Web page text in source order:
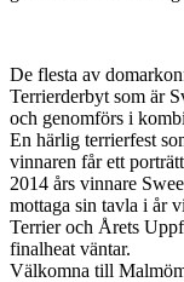
De flesta av
Terrierderbyt som är
och genomförs i
En härlig terrierfest
vinnaren får ett
2014 års vinnare
mottaga sin tavla i år
Terrier och Årets
finalheat väntar.
Välkomna till